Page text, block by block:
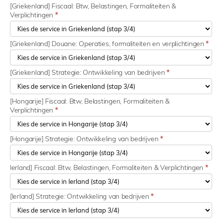
[Griekenland] Fiscaal: Btw, Belastingen, Formaliteiten &
Verplichtingen *
[Griekenland] Douane: Operaties, formaliteiten en verplichtingen*
[Griekenland] Strategie: Ontwikkeling van bedrijven*
[Hongarije] Fiscaal: Btw, Belastingen, Formaliteiten &
Verplichtingen *
[Hongarije] Strategie: Ontwikkeling van bedrijven*
Ierland] Fiscaal: Btw, Belastingen, Formaliteiten & Verplichtingen *
[Ierland] Strategie: Ontwikkeling van bedrijven*